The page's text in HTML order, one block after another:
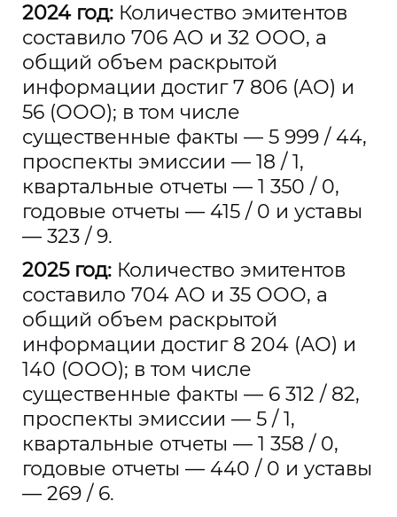
2024 год: Количество эмитентов
составило 706 АО и 32 ООО, а
общий объем раскрытой
информации достиг 7 806 (АО) и
56 (ООО); в том числе
существенные факты — 5 999 / 44,
проспекты эмиссии — 18 / 1,
квартальные отчеты — 1 350 / 0,
годовые отчеты — 415 / 0 и уставы
— 323 / 9.
2025 год: Количество эмитентов
составило 704 АО и 35 ООО, а
общий объем раскрытой
информации достиг 8 204 (АО) и
140 (ООО); в том числе
существенные факты — 6 312 / 82,
проспекты эмиссии — 5 / 1,
квартальные отчеты — 1 358 / 0,
годовые отчеты — 440 / 0 и уставы
— 269 / 6.